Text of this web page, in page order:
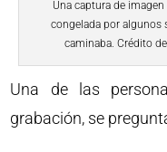
Una captura de
congelada por algunos
caminaba. Crédito
Una de las
grabación, se